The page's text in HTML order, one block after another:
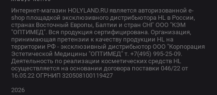
Интернет-магазин HOLYLAND.RU является авторизованной e-
shop площадкой эксклюзивного дистрибьютора HL в России,
странах Восточный Европы, Балтии и стран СНГ ООО "КЭМ
"ОПТИМЕД". Вся продукция сертифицирована. Организация,
принимающая претензии к качеству продукции HL на
территории РФ - эксклюзивный дистрибьютор ООО "Корпорация
Эстетической Медицины "ОПТИМЕД" т. +7(495) 995-25-09.
Деятельность по реализации косметических средств HL
осуществляется на основании договора поставки 046/22 от
16.05.22 ОГРНИП 320508100119427
2026